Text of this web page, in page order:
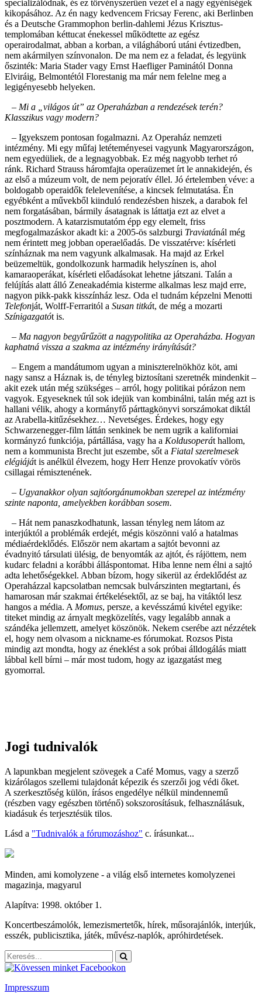
specializálódnak, és ez törvényszerűen vezet el a nagy egyéniségek
kikopásához. Az én nagy kedvencem Fricsay Ferenc, aki Berlinben
és a Deutsche Grammophon berlin-dahlemi Jézus Krisztus-
templomában kéttucat énekessel működtette az egész
operairodalmat, abban a korban, a világháború utáni évtizedben,
nem akármilyen színvonalon. De ma nem ez a feladat, és legyünk
őszinték: Maria Stader vagy Ernst Haefliger Paminától Donna
Elviráig, Belmontétól Florestanig ma már nem felelne meg a
legigényesebb helyeken.
– Mi a „világos út” az Operaházban a rendezések terén?
Klasszikus vagy modern?
– Igyekszem pontosan fogalmazni. Az Operaház nemzeti
intézmény. Mi egy műfaj letéteményesei vagyunk Magyarországon,
nem egyedüliek, de a legnagyobbak. Ez még nagyobb terhet ró
ránk. Richard Strauss háromfajta operaüzemet írt le annakidején, és
az első a múzeum volt, de nem pejoratív éllel. Jó értelemben véve: a
boldogabb operaidők felelevenítése, a kincsek felmutatása. Én
egyébként a művekből kiinduló rendezésben hiszek, a darabok fel
nem forgatásában, bármily ásatagnak is láttatja ezt az elvet a
posztmodern. A katarzismutatóm épp egy elemelt, friss
megfogalmazáskor akadt ki: a 2005-ös salzburgi Traviatánál még
nem érintett meg jobban operaelőadás. De visszatérve: kísérleti
színháznak ma nem vagyunk alkalmasak. Ha majd az Erkel
beüzemeltük, gondolkozunk harmadik helyszínen is, ahol
kamaraoperákat, kísérleti előadásokat lehetne játszani. Talán a
felújítás alatt álló Zeneakadémia kisterme alkalmas lesz majd erre,
nagyon pikk-pakk kisszínház lesz. Oda el tudnám képzelni Menotti
Telefonját, Wolff-Ferraritól a Susan titkát, de még a mozarti
Színigazgatót is.
– Ma nagyon begyűrűzött a nagypolitika az Operaházba. Hogyan
kaphatná vissza a szakma az intézmény irányítását?
– Engem a mandátumom ugyan a miniszterelnökhöz köt, ami
nagy sansz a Háznak is, de tényleg biztosítani szeretnék mindenkit –
akit ezek után még szükséges – arról, hogy politikai pórázon nem
vagyok. Egyeseknek túl sok idejük van kombinálni, talán még azt is
hallani vélik, ahogy a kormányfő párttagkönyvi sorszámokat diktál
az Arabella-kitűzésekhez… Nevetséges. Érdekes, hogy egy
Schwarzenegger-film láttán senkinek be nem ugrik a kaliforniai
kormányzó funkciója, pártállása, vagy ha a Koldusoperát hallom,
nem a kommunista Brecht jut eszembe, sőt a Fiatal szerelmesek
elégiáját is anélkül élvezem, hogy Herr Henze provokatív vörös
csillagai rémisztenének.
– Ugyanakkor olyan sajtóorgánumokban szerepel az intézmény
szinte naponta, amelyekben korábban sosem.
– Hát nem panaszkodhatunk, lassan tényleg nem látom az
interjúktól a problémák erdejét, mégis köszönni való a hatalmas
médiaérdeklődés. Először nem akartam a sajtót bevonni az
évadnyitó társulati ülésig, de benyomták az ajtót, és rájöttem, nem
kudarc feladni a korábbi álláspontomat. Hiba lenne nem élni a sajtó
adta lehetőségekkel. Abban bízom, hogy sikerül az érdeklődést az
Operaházzal kapcsolatban nemcsak bulvárszinten megtartani, és
hamarosan már szakmai értékelésektől, az se baj, ha vitáktól lesz
hangos a média. AMomus, persze, a kevésszámú kivétel egyike:
titeket mindig az árnyalt megközelítés, vagy legalább annak a
szándéka jellemzett, amelyet köszönök. Nekem cserébe azt nézzétek
el, hogy nem olvasom a nickname-es fórumokat. Rozsos Pista
mindig azt mondta, hogy az éneklést a sok próbai álldogálás miatt
lábbal kell bírni – már most tudom, hogy az igazgatást meg
gyomorral.
Jogi tudnivalók
A lapunkban megjelent szövegek a Café Momus, vagy a szerző
kizárólagos szellemi tulajdonát képezik és szerzői jog védi őket.
A szerkesztőség külön, írásos engedélye nélkül mindennemű
(részben vagy egészben történő) sokszorosításuk, felhasználásuk,
kiadásuk és terjesztésük tilos.
Lásd a "Tudnivalók a fórumozáshoz" c. írásunkat...
Minden, ami komolyzene - a világ első internetes komolyzenei
magazinja, magyarul
Alapítva: 1998. október 1.
Koncertbeszámolók, lemezismertetők, hírek, műsorajánlók, interjúk,
esszék, publicisztika, játék, művész-naplók, apróhirdetések.
Impresszum